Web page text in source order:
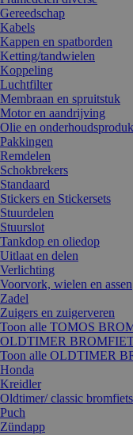
Gereedschap
Kabels
Kappen en spatborden
Ketting/tandwielen
Koppeling
Luchtfilter
Membraan en spruitstuk
Motor en aandrijving
Olie en
Pakkingen
Remdelen
Schokbrekers
Standaard
Stickers en Stickersets
Stuurdelen
Stuurslot
Tankdop en oliedop
Uitlaat en delen
Verlichting
Voorvork, wielen en assen
Zadel
Zuigers en zuigerveren
Toon alle TOMOS
OLDTIMER
Toon alle OLDTIMER
Honda
Kreidler
Oldtimer/ classic
Puch
Zündapp